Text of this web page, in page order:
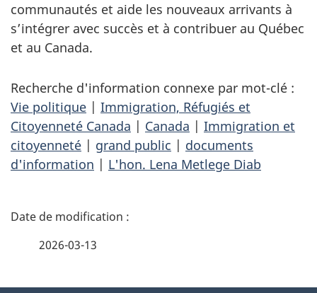
communautés et aide les nouveaux arrivants à
s’intégrer avec succès et à contribuer au Québec
et au Canada.
Recherche d'information connexe par mot-clé :
Vie politique | Immigration, Réfugiés et
Citoyenneté Canada | Canada | Immigration et
citoyenneté | grand public | documents
d'information | L'hon. Lena Metlege Diab
D
2026-03-13